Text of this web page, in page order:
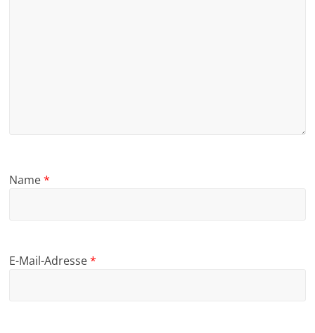
Name*
E-Mail-Adresse*